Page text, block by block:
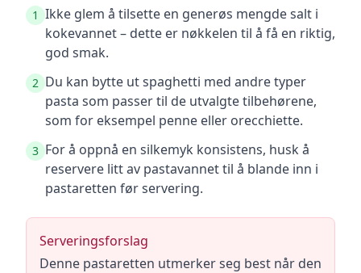
1 Ikke glem å tilsette en generøs mengde salt i
kokevannet – dette er nøkkelen til å få en riktig,
god smak.
2 Du kan bytte ut spaghetti med andre typer
pasta som passer til de utvalgte tilbehørene,
som for eksempel penne eller orecchiette.
3 For å oppnå en silkemyk konsistens, husk å
reservere litt av pastavannet til å blande inn i
pastaretten før servering.
Serveringsforslag
Denne pastaretten utmerker seg best når den